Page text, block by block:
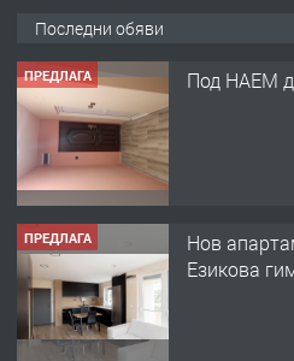
Последни обяви
ПРЕДЛАГА Под НАЕМ
ПРЕДЛАГА
Нов
Езикова